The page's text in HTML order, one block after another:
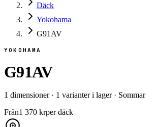
Däck
Yokohama
G91AV
YOKOHAMA
G91AV
1 dimensioner· 1 varianter i lager· Sommar
Från1 370 krper däck